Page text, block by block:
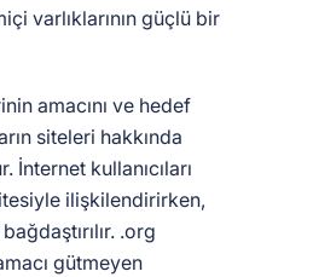
varlıklarının güçlü bir
amacını ve hedef
siteleri hakkında
İnternet kullanıcıları
ilişkilendirirken,
.org
gütmeyen